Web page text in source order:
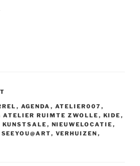
, AGENDA , ATELIER007 ,
ATELIER RUIMTE ZWOLLE , KIDE ,
KUNSTSALE , NIEUWELOCATIE ,
SEEYOU@ART, VERHUIZEN ,